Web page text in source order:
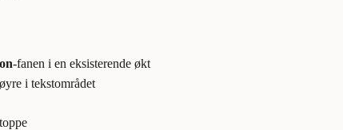
-fanen i en eksisterende økt
i tekstområdet